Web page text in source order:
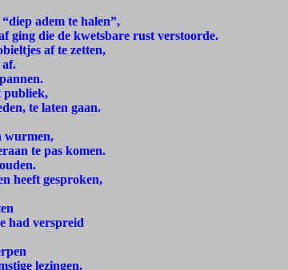
adem te halen”,
ging die de kwetsbare rust verstoorde.
af te zetten,
af.
publiek,
te laten gaan.
wurmen,
te pas komen.
heeft gesproken,
had verspreid
lezingen.